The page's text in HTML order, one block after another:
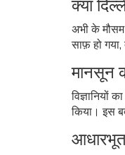
क्या
अभी के मौसम
साफ़ हो
मानसून
विज्ञानियों
किया। इस
आधारभूत